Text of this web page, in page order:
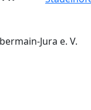
Jura e. V.